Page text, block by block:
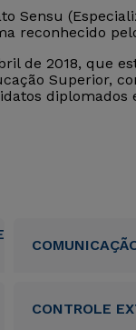
Sensu
reconhecido
de 2018, que
Superior,
CONTROLE